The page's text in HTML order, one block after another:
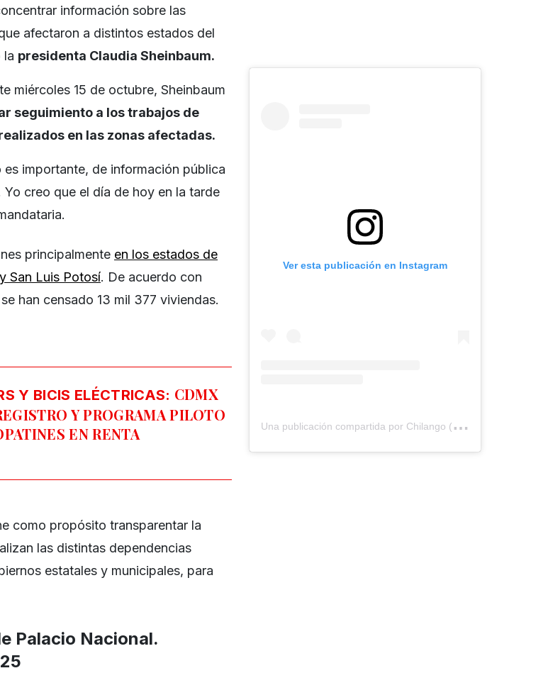
información sobre las
afectaron a distintos estados del
la presidenta Claudia Sheinbaum.
miércoles 15 de octubre, Sheinbaum
seguimiento a los trabajos de
en las zonas afectadas.
importante, de información pública
creo que el día de hoy en la tarde
principalmente en los estados de
San Luis Potosí. De acuerdo con
han censado 13 mil 377 viviendas.
Y BICIS ELÉCTRICAS: CDMX
Y PROGRAMA PILOTO
EN RENTA
como propósito transparentar la
las distintas dependencias
estatales y municipales, para
Palacio Nacional.
Ver esta publicación en Instagram
U
na publicación compartida por Chilango (@chilangocom)